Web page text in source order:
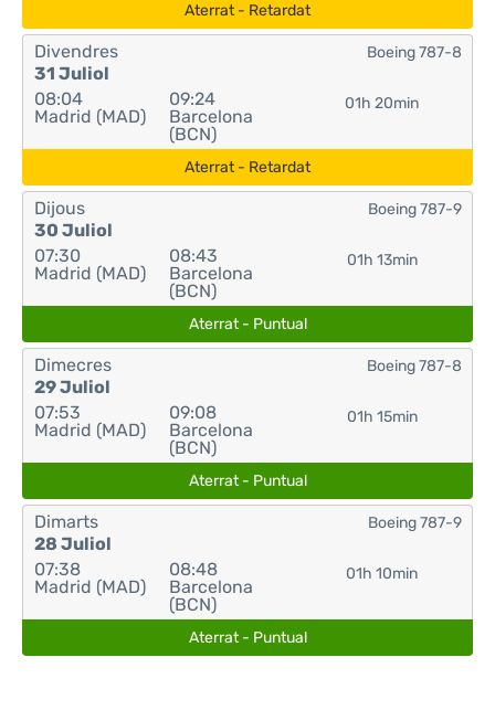
Aterrat - Retardat
Divendres
31 Juliol
08:04
Madrid (MAD)
09:24
Barcelona
(BCN)
01h 20min
Boeing 787-8
Aterrat - Retardat
Dijous
30 Juliol
07:30
Madrid (MAD)
08:43
Barcelona
(BCN)
01h 13min
Boeing 787-9
Aterrat - Puntual
Dimecres
29 Juliol
07:53
Madrid (MAD)
09:08
Barcelona
(BCN)
01h 15min
Boeing 787-8
Aterrat - Puntual
Dimarts
28 Juliol
07:38
Madrid (MAD)
08:48
Barcelona
(BCN)
01h 10min
Boeing 787-9
Aterrat - Puntual